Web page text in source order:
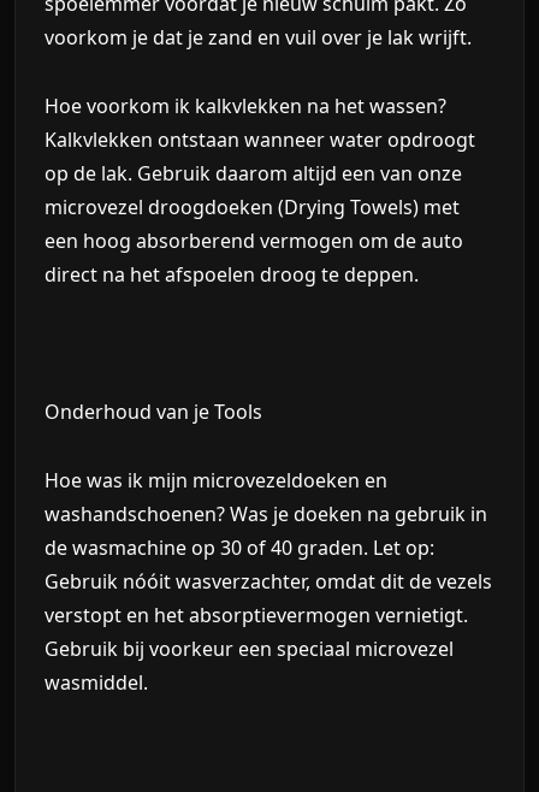
voorkom je dat je zand en vuil over je lak wrijft.
Hoe voorkom ik kalkvlekken na het wassen?
Kalkvlekken ontstaan wanneer water opdroogt
op de lak. Gebruik daarom altijd een van onze
microvezel droogdoeken (Drying Towels) met
een hoog absorberend vermogen om de auto
direct na het afspoelen droog te deppen.
Onderhoud van je Tools
Hoe was ik mijn microvezeldoeken en
washandschoenen?Was je doeken na gebruik in
de wasmachine op 30 of 40 graden. Let op:
Gebruik nóóit wasverzachter, omdat dit de vezels
verstopt en het absorptievermogen vernietigt.
Gebruik bij voorkeur een speciaal microvezel
wasmiddel.